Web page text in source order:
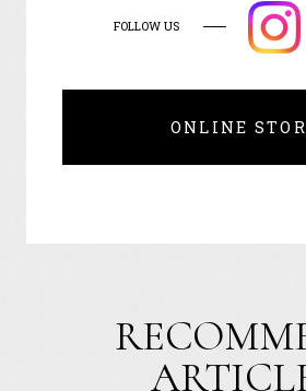
FOLLOW US
ONLINE